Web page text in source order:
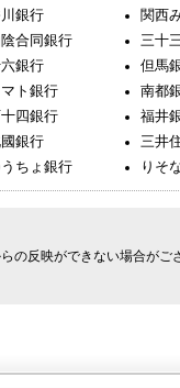
銀行
関西
合同銀行
三十
銀行
但馬
マト銀行
南都
十四銀行
福井
銀行
三井
ちょ銀行 りそ
の反映ができない場合がご